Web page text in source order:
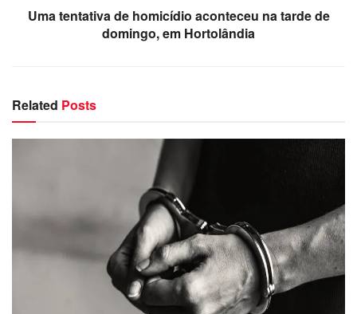
Uma tentativa de homicídio aconteceu na tarde de
domingo, em Hortolândia
Related Posts